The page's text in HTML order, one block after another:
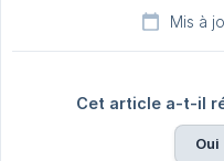
Mis à
Cet article a-t-il
Oui